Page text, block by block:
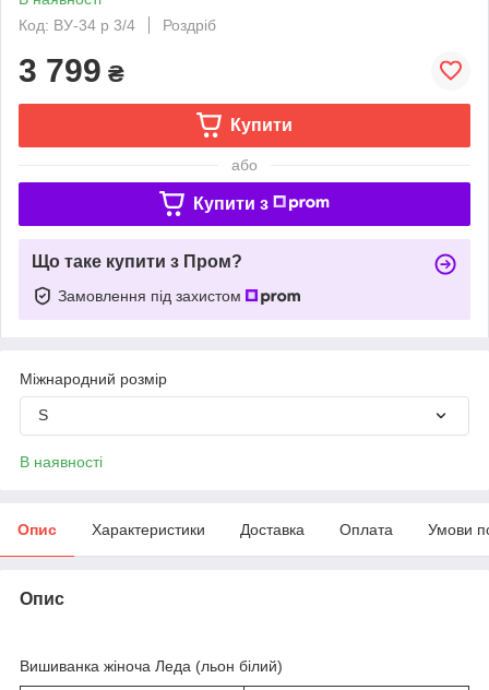
Код: ВУ-34 р 3/4
Роздріб
3 799 ₴
Купити
або
Купити з
Що таке купити з Пром?
Замовлення під захистом
Міжнародний розмір
S
В наявності
Опис Характеристики Доставка Оплата Умови
Опис
Вишиванка жіноча Леда (льон білий)